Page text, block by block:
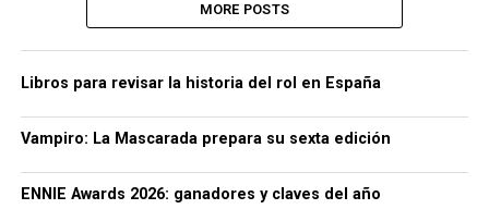
MORE POSTS
Libros para revisar la historia del rol en España
Vampiro: La Mascarada prepara su sexta edición
ENNIE Awards 2026: ganadores y claves del año